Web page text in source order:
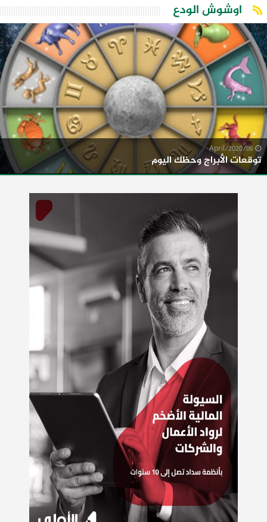
اوشوش الودع
توقعات الأبراج وحظك اليوم